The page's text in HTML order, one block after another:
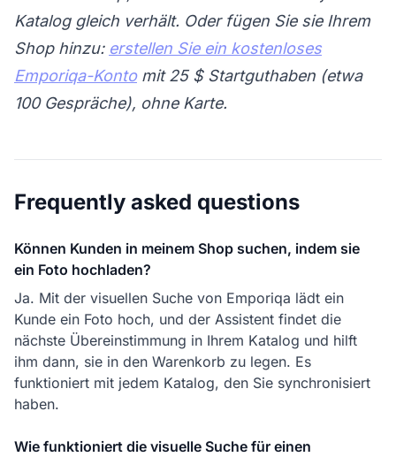
Katalog gleich verhält. Oder fügen Sie sie Ihrem
Shop hinzu: erstellen Sie ein kostenloses
Emporiqa-Kontomit 25 $ Startguthaben (etwa
100 Gespräche), ohne Karte.
Frequently asked questions
Können Kunden in meinem Shop suchen, indem sie
ein Foto hochladen?
Ja. Mit der visuellen Suche von Emporiqa lädt ein
Kunde ein Foto hoch, und der Assistent findet die
nächste Übereinstimmung in Ihrem Katalog und hilft
ihm dann, sie in den Warenkorb zu legen. Es
funktioniert mit jedem Katalog, den Sie synchronisiert
haben.
Wie funktioniert die visuelle Suche für einen